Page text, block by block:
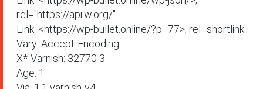
rel="https://api.w.org/"
Link: <https://wp-bullet.online/?p=77>; rel=shortlink
Vary: Accept-Encoding
X*-Varnish: 32770 3
Age: 1